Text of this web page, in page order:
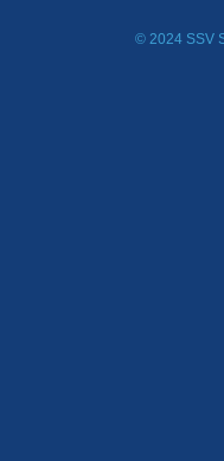
© 2024 SSV